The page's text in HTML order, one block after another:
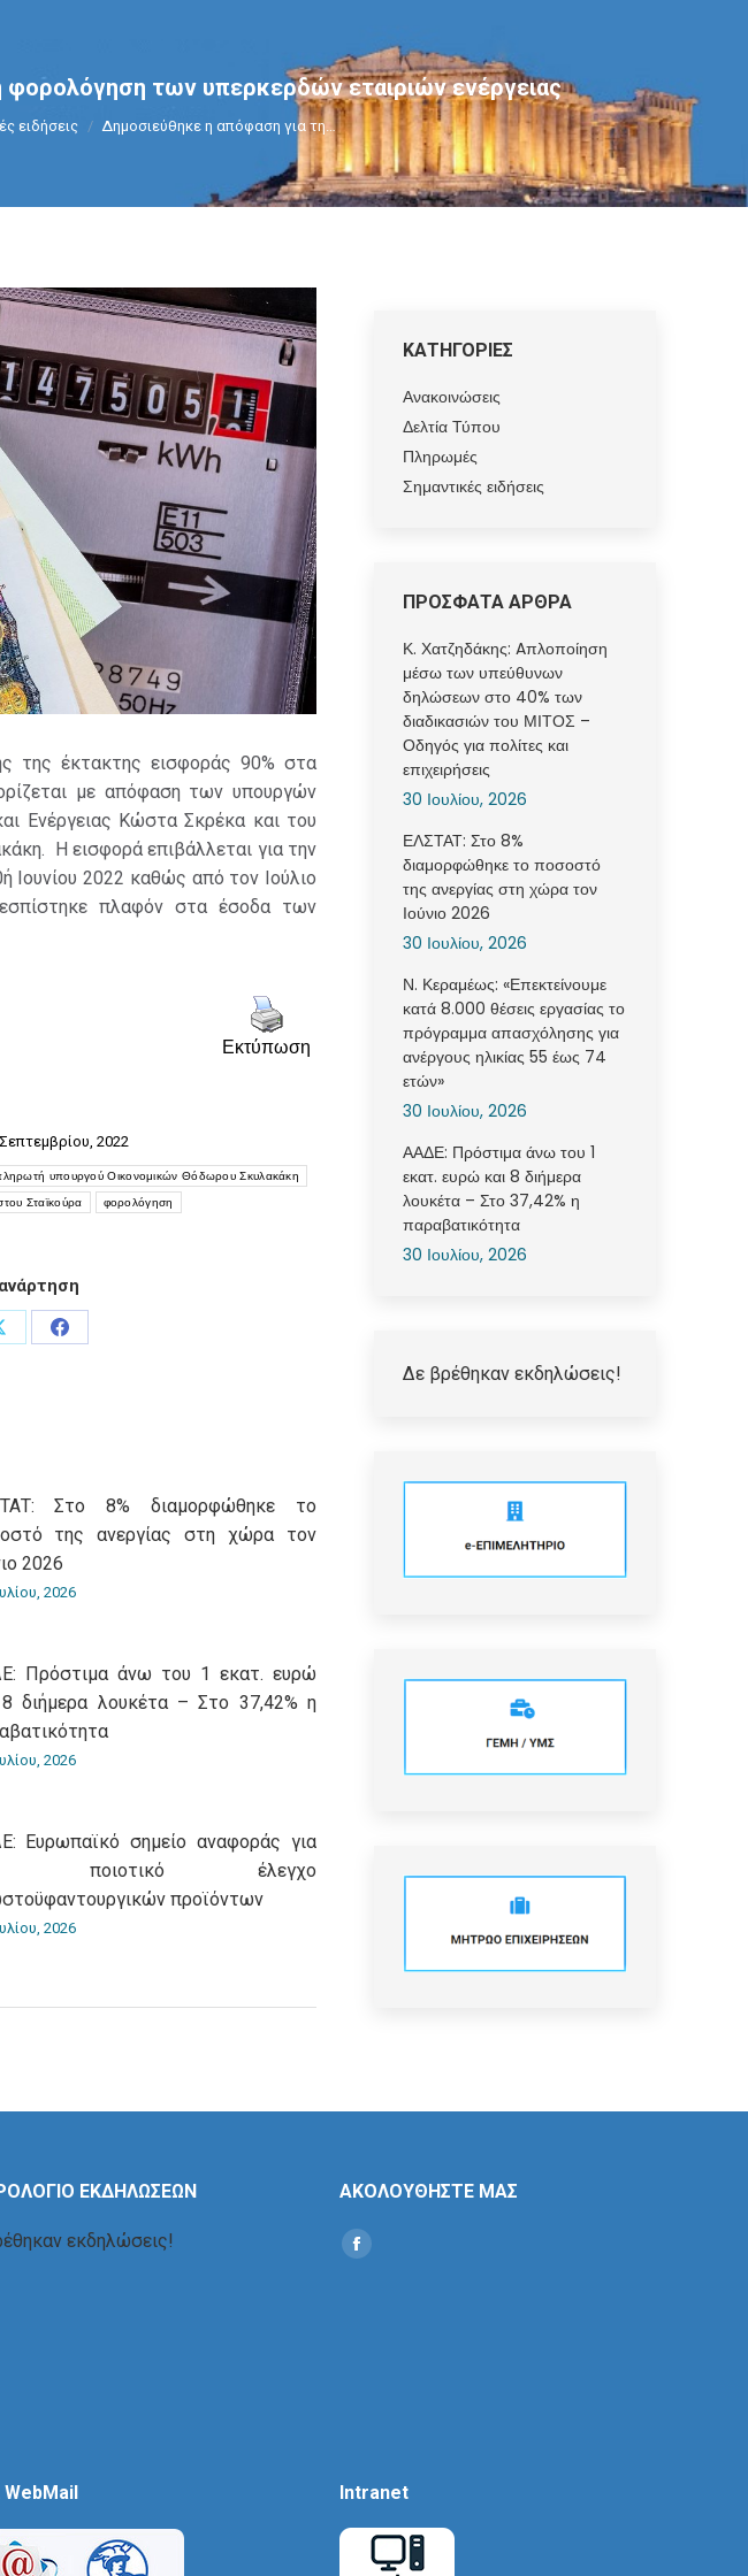
των υπερκερδών εταιριών ενέργειας
ειδήσεις Δημοσιεύθηκε η απόφαση για τη…
της έκτακτης εισφοράς 90% στα
με απόφαση των υπουργών
Ενέργειας Κώστα Σκρέκα και του
Η εισφορά επιβάλλεται για την
2022 καθώς από τον Ιούλιο
πλαφόν στα έσοδα των
Εκτύπωση
2022
υπουργού Οικονομικών Θόδωρου Σκυλακάκη
Σταϊκούρα φορολόγηση
Share
Στο 8% διαμορφώθηκε το
της ανεργίας στη χώρα τον
2026
2026
Πρόστιμα άνω του 1 εκατ. ευρώ
8 διήμερα λουκέτα – Στο 37,42% η
2026
Ευρωπαϊκό σημείο αναφοράς για
ποιοτικό έλεγχο
προϊόντων
2026
ΚΑΤΗΓΟΡΙΕΣ
Ανακοινώσεις
Δελτία Τύπου
Πληρωμές
Σημαντικές ειδήσεις
ΠΡΟΣΦΑΤΑ ΑΡΘΡΑ
Κ. Χατζηδάκης: Aπλοποίηση
μέσω των υπεύθυνων
δηλώσεων στο 40% των
διαδικασιών του ΜΙΤΟΣ –
Οδηγός για πολίτες και
επιχειρήσεις
30 Ιουλίου, 2026
ΕΛΣΤΑΤ: Στο 8%
διαμορφώθηκε το ποσοστό
της ανεργίας στη χώρα τον
Ιούνιο 2026
30 Ιουλίου, 2026
Ν. Κεραμέως: «Επεκτείνουμε
κατά 8.000 θέσεις εργασίας το
πρόγραμμα απασχόλησης για
ανέργους ηλικίας 55 έως 74
ετών»
30 Ιουλίου, 2026
ΑΑΔΕ: Πρόστιμα άνω του 1
εκατ. ευρώ και 8 διήμερα
λουκέτα – Στο 37,42% η
παραβατικότητα
30 Ιουλίου, 2026
Δε βρέθηκαν εκδηλώσεις!
ΕΚΔΗΛΩΣΕΩΝ
εκδηλώσεις!
ΑΚΟΛΟΥΘΗΣΤΕ ΜΑΣ
Find us on:
Social
WebMail Intranet